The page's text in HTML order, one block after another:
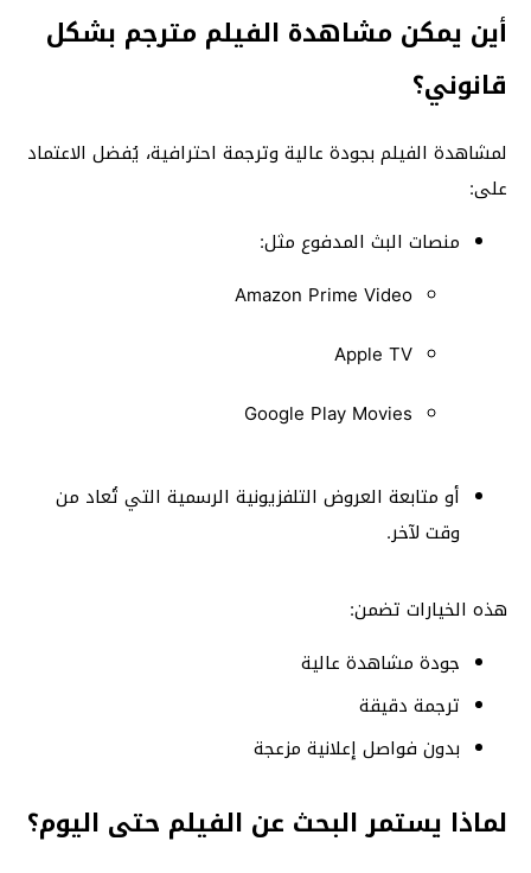
أين يمكن مشاهدة الفيلم مترجم بشكل
قانوني؟
لمشاهدة الفيلم بجودة عالية وترجمة احترافية، يُفضل الاعتماد
على:
منصات البث المدفوع مثل:
Amazon Prime Video
Apple TV
Google Play Movies
أو متابعة العروض التلفزيونية الرسمية التي تُعاد من
وقت لآخر.
هذه الخيارات تضمن:
جودة مشاهدة عالية
ترجمة دقيقة
بدون فواصل إعلانية مزعجة
لماذا يستمر البحث عن الفيلم حتى اليوم؟